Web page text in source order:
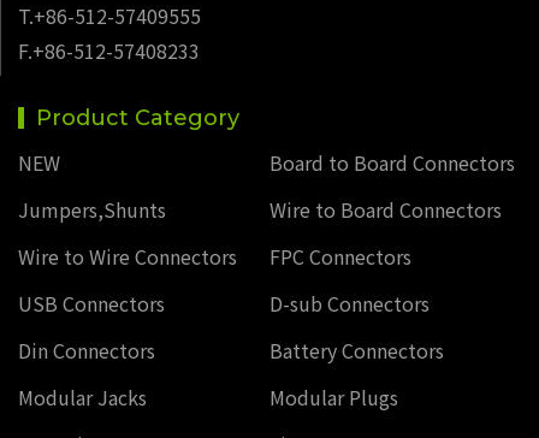
T.+86-512-57409555
F.+86-512-57408233
Product Category
NEW
Board to Board Connectors
Jumpers,Shunts
Wire to Board Connectors
Wire to Wire Connectors
FPC Connectors
USB Connectors
D-sub Connectors
Din Connectors
Battery Connectors
Modular Jacks
Modular Plugs